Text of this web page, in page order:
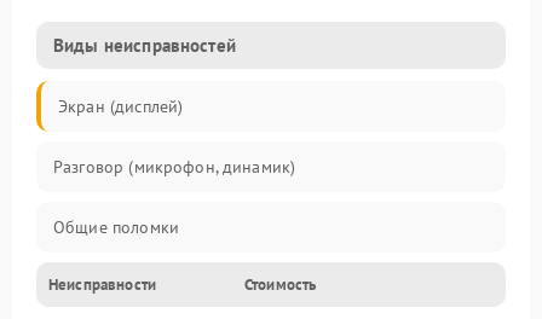
Виды неисправностей
Экран (дисплей)
Разговор (микрофон, динамик)
Общие поломки
Проблемы связи
Неисправности Стоимость